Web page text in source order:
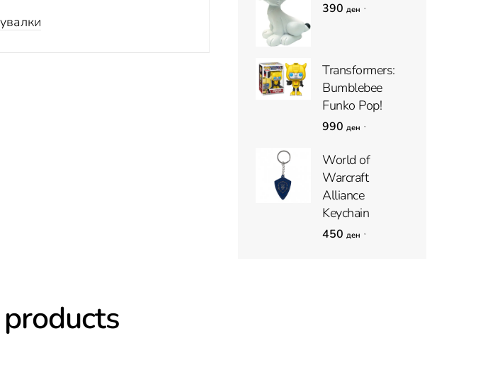
390 ден ,
Transformers:
Bumblebee
Funko Pop!
990 ден ,
World of
Warcraft
Alliance
Keychain
450 ден ,